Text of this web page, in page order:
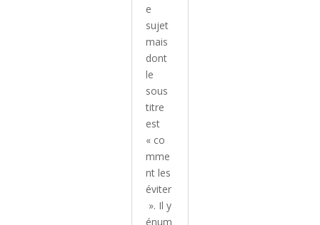
e
sujet
mais
dont
le
sous
titre
est
« co
mme
nt les
éviter
». Il y
énum